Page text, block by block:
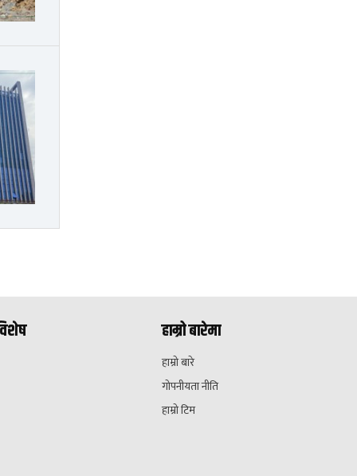
हाम्रो बारेमा
हाम्रो बारे
गोपनीयता नीति
हाम्रो टिम